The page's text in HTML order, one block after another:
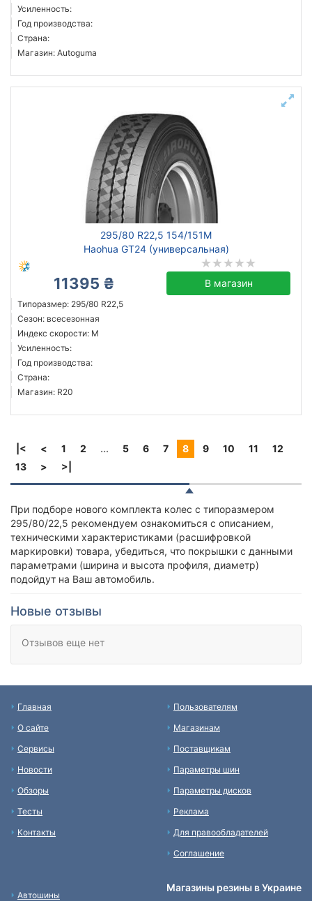
Усиленность:
Год производства:
Страна:
Магазин: Autoguma
295/80 R22,5 154/151M
Haohua GT24 (универсальная)
11395 ₴ В магазин
Типоразмер: 295/80 R22,5
Сезон: всесезонная
Индекс скорости: M
Усиленность:
Год производства:
Страна:
Магазин: R20
|< < 1 2 ... 5 6 7 8 9 10 11
12
13
> >|
При подборе нового комплекта колес с типоразмером
295/80/22,5 рекомендуем ознакомиться с описанием,
техническими характеристиками (расшифровкой
маркировки) товара, убедиться, что покрышки с данными
параметрами (ширина и высота профиля, диаметр)
подойдут на Ваш автомобиль.
Новые отзывы
Отзывов еще нет
Главная
О сайте
Сервисы
Новости
Обзоры
Тесты
Контакты
Пользователям
Магазинам
Поставщикам
Параметры шин
Параметры дисков
Реклама
Для правообладателей
Соглашение
Автошины
Магазины резины в Украине